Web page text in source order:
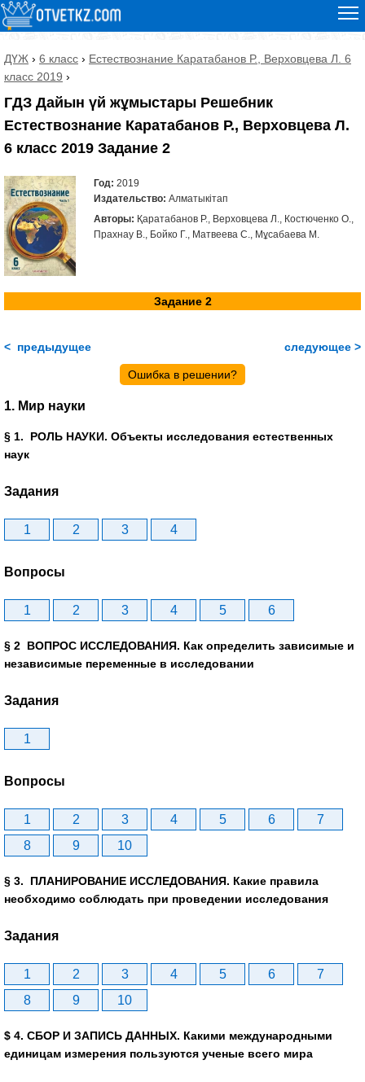
ДҮЖ › 6 класс › Естествознание Каратабанов Р., Верховцева Л. 6
класс 2019 ›
ГДЗ Дайын үй жұмыстары Решебник
Естествознание Каратабанов Р., Верховцева Л.
6 класс 2019 Задание 2
Год: 2019
Издательство: Алматыкітап
Авторы: Қаратабанов Р., Верховцева Л., Костюченко О.,
Прахнау В., Бойко Г., Матвеева С., Мұсабаева М.
Задание 2
< предыдущее следующее >
Ошибка в решении?
1. Мир науки
§ 1. РОЛЬ НАУКИ. Объекты исследования естественных
наук
Задания
1 2 3 4
Вопросы
1 2 3 4 5 6
§ 2 ВОПРОС ИССЛЕДОВАНИЯ. Как определить зависимые и
независимые переменные в исследовании
Задания
1
Вопросы
1 2 3 4 5 6
7
8
9 10
§ 3. ПЛАНИРОВАНИЕ ИССЛЕДОВАНИЯ. Какие правила
необходимо соблюдать при проведении исследования
Задания
1 2 3 4 5 6
7
8
9 10
$ 4. СБОР И ЗАПИСЬ ДАННЫХ. Какими международными
единицам измерения пользуются ученые всего мира